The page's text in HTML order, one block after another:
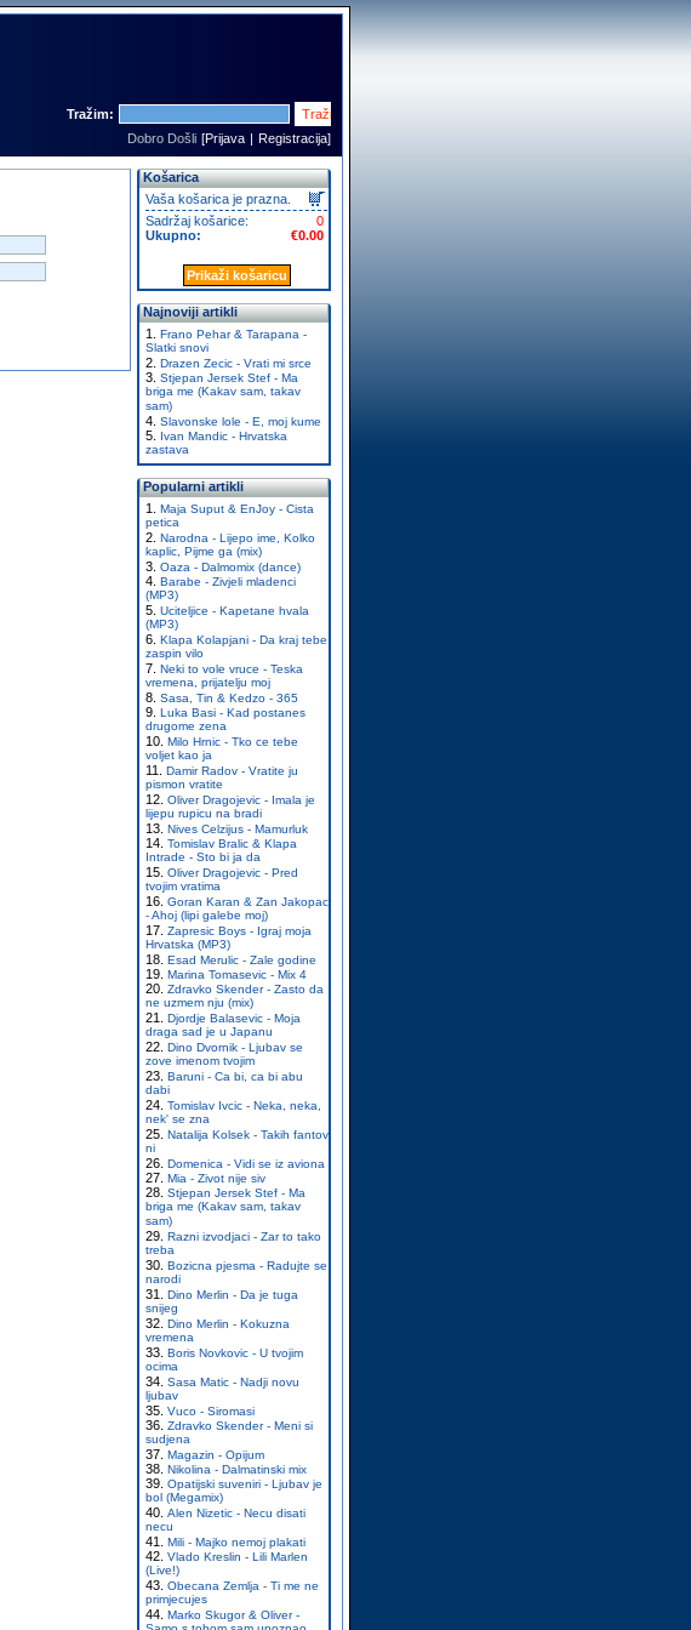
Tražim:
Dobro Došli [Prijava | Registracija]
Košarica
Vaša košarica je prazna.
0
Sadržaj košarice:
€0.00
Ukupno:
Prikaži košaricu
Najnoviji artikli
Frano Pehar & Tarapana -
Slatki snovi
Drazen Zecic - Vrati mi srce
Stjepan Jersek Stef - Ma
briga me (Kakav sam, takav
sam)
Slavonske lole - E, moj kume
Ivan Mandic - Hrvatska
zastava
Popularni artikli
Maja Suput & EnJoy - Cista
petica
Narodna - Lijepo ime, Kolko
kaplic, Pijme ga (mix)
Oaza - Dalmomix (dance)
Barabe - Zivjeli mladenci
(MP3)
Uciteljice - Kapetane hvala
(MP3)
Klapa Kolapjani - Da kraj tebe
zaspin vilo
Neki to vole vruce - Teska
vremena, prijatelju moj
Sasa, Tin & Kedzo - 365
Luka Basi - Kad postanes
drugome zena
Milo Hrnic - Tko ce tebe
voljet kao ja
Damir Radov - Vratite ju
pismon vratite
Oliver Dragojevic - Imala je
lijepu rupicu na bradi
Nives Celzijus - Mamurluk
Tomislav Bralic & Klapa
Intrade - Sto bi ja da
Oliver Dragojevic - Pred
tvojim vratima
Goran Karan & Zan Jakopac
- Ahoj (lipi galebe moj)
Zapresic Boys - Igraj moja
Hrvatska (MP3)
Esad Merulic - Zale godine
Marina Tomasevic - Mix 4
Zdravko Skender - Zasto da
ne uzmem nju (mix)
Djordje Balasevic - Moja
draga sad je u Japanu
Dino Dvornik - Ljubav se
zove imenom tvojim
Baruni - Ca bi, ca bi abu
dabi
Tomislav Ivcic - Neka, neka,
nek' se zna
Natalija Kolsek - Takih fantov
ni
Domenica - Vidi se iz aviona
Mia - Zivot nije siv
Stjepan Jersek Stef - Ma
briga me (Kakav sam, takav
sam)
Razni izvodjaci - Zar to tako
treba
Bozicna pjesma - Radujte se
narodi
Dino Merlin - Da je tuga
snijeg
Dino Merlin - Kokuzna
vremena
Boris Novkovic - U tvojim
ocima
Sasa Matic - Nadji novu
ljubav
Vuco - Siromasi
Zdravko Skender - Meni si
sudjena
Magazin - Opijum
Nikolina - Dalmatinski mix
Opatijski suveniri - Ljubav je
bol (Megamix)
Alen Nizetic - Necu disati
necu
Mili - Majko nemoj plakati
Vlado Kreslin - Lili Marlen
(Live!)
Obecana Zemlja - Ti me ne
primjecujes
Marko Skugor & Oliver -